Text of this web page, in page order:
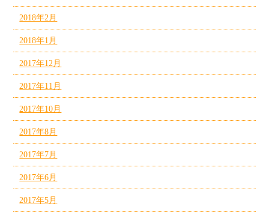
2018年2月
2018年1月
2017年12月
2017年11月
2017年10月
2017年8月
2017年7月
2017年6月
2017年5月